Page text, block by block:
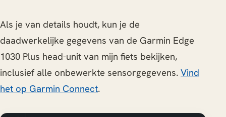
Als je van details houdt, kun je de
daadwerkelijke gegevens van de Garmin Edge
1030 Plus head-unit van mijn fiets bekijken,
inclusief alle onbewerkte sensorgegevens. Vind
het op Garmin Connect.